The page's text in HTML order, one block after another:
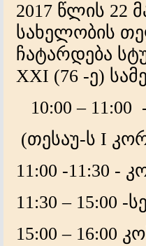
2017 წლის 22
სახელობის
ჩატარდება
XXI (76 -ე)
10:00 –
(თესაუ-ს I
11:00 -11:30 -
11:30 – 15:00 -
15:00 – 16:00